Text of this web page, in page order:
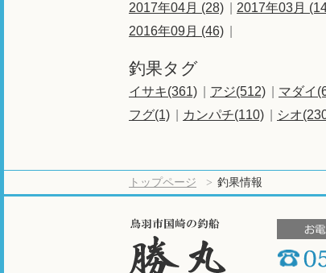
2017年04月 (28)
2017年03月
2016年09月 (46)
釣果タグ
イサキ(361) アジ(512) マダイ
フグ(1)
カンパチ(110) シオ
トップページ 釣果情報